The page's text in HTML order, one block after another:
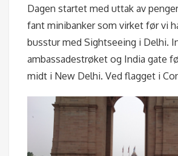
Dagen startet med uttak av
fant minibanker som virket før vi
busstur med Sightseeing i Delhi.
ambassadestrøket og India gate
midt i New Delhi. Ved flagget i